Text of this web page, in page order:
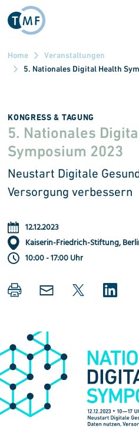
Direkt zum Inhalt
Home
Veranstaltungen
5. Nationales Digital Health
KONGRESS & TAGUNG
5. Nationales
Symposium 2023
Neustart Digitale
Versorgung verbessern
12.12.2023
Kaiserin-Friedrich-Stiftung,
10:00 - 17:00 Uhr